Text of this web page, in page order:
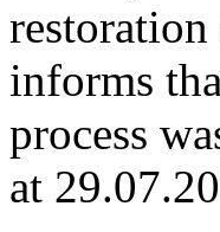
informs
process
at